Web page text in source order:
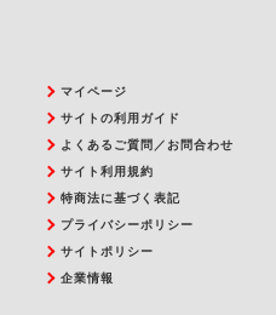
マイページ
サイトの利用ガイド
よくあるご質問／お問合わせ
サイト利用規約
特商法に基づく表記
プライバシーポリシー
サイトポリシー
企業情報